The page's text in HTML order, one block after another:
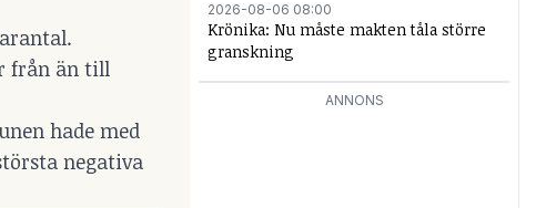
från än till
hade med
negativa
2026-08-06 08:00
Krönika: Nu måste makten tåla större
granskning
ANNONS